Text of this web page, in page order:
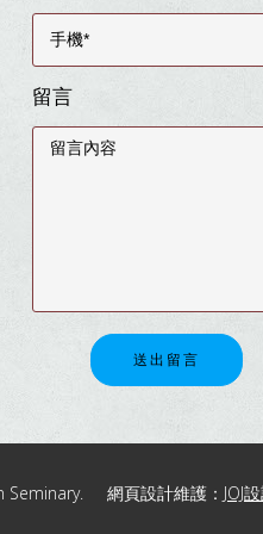
留言
送出留言
Seminary. 網頁設計維護： JOJ